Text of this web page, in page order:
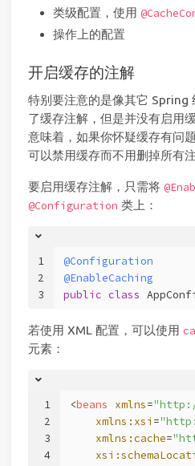
类级配置，使用
操作上的配置
开启缓存的注解
特别要注意的是像其它 Spring
了缓存注解，但是并没有启用
意味着，如果你怀疑缓存有问
可以禁用缓存而不用删掉所有注
要启用缓存注解，只需将
@Configuration 类上：
1
2
3
@Configuration
@EnableCaching
public class
若使用 XML 配置，可以使用
元素：
1
2
3
4
<beans xmlns=
xmlns:xsi =
xmlns:cache=